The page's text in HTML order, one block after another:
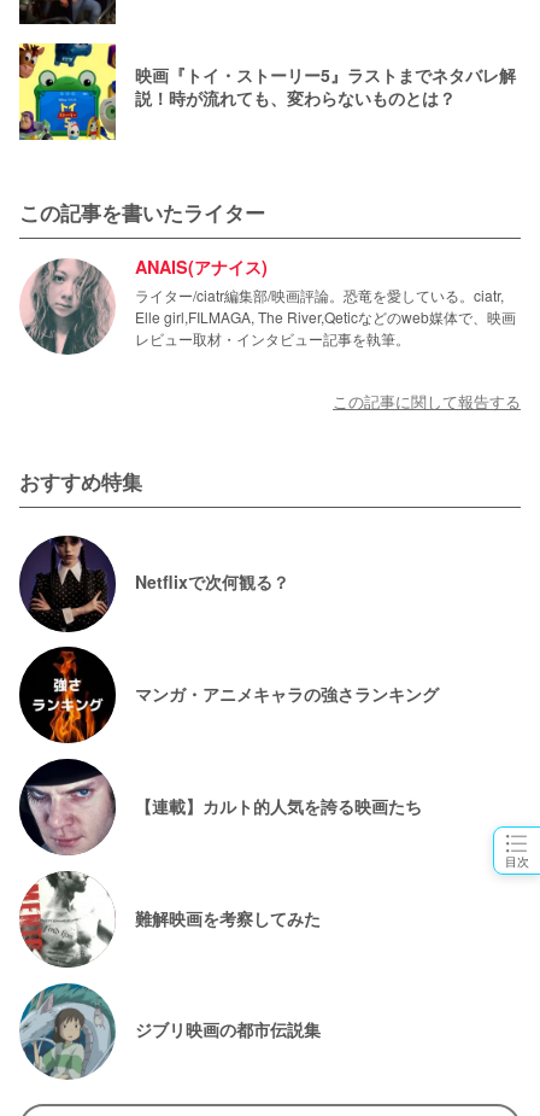
目次
映画『トイ・ストーリー5』ラストまでネタバレ解
説！時が流れても、変わらないものとは？
この記事を書いたライター
ANAIS(アナイス)
ライター/ciatr編集部/映画評論。恐竜を愛している。ciatr,
Elle girl,FILMAGA, The River,Qeticなどのweb媒体で、映画
レビュー取材・インタビュー記事を執筆。
この記事に関して報告する
おすすめ特集
Netflixで次何観る？
マンガ・アニメキャラの強さランキング
【連載】カルト的人気を誇る映画たち
難解映画を考察してみた
ジブリ映画の都市伝説集